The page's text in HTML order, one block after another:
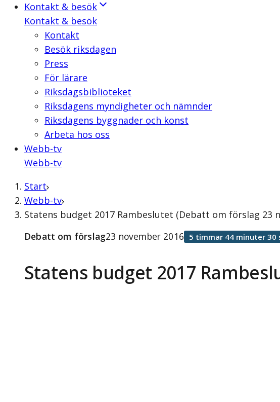
Kontakt & besök
Kontakt & besök
Kontakt
Besök riksdagen
Press
För lärare
Riksdagsbiblioteket
Riksdagens myndigheter och nämnder
Riksdagens byggnader och konst
Arbeta hos oss
Webb-tv
Webb-tv
Start
Webb-tv
Statens budget 2017 Rambeslutet (Debatt om förslag 23
Statens budget 2017
Debatt om förslag23 november 2016 5 timmar 44 minuter 30